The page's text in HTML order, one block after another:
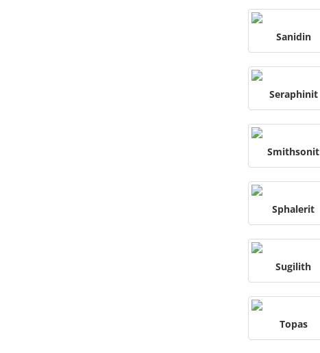
Sanidin
Seraphinit
Smithsonit
Sphalerit
Sugilith
Topas